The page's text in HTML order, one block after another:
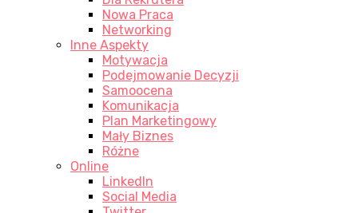
Nowa Praca
Networking
Inne Aspekty
Motywacja
Podejmowanie Decyzji
Samoocena
Komunikacja
Plan Marketingowy
Mały Biznes
Różne
Online
LinkedIn
Social Media